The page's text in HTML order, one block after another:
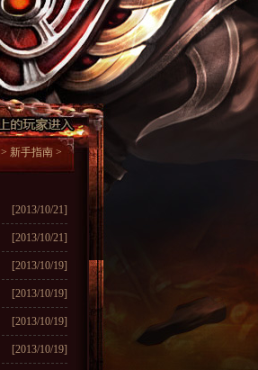
> 新手指南 >
[2013/10/21]
[2013/10/21]
[2013/10/19]
[2013/10/19]
[2013/10/19]
[2013/10/19]